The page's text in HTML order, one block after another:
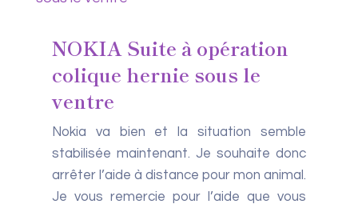
NOKIA Suite à opération
colique hernie sous le
ventre
Nokia va bien et la situation semble
stabilisée maintenant. Je souhaite donc
arrêter l’aide à distance pour mon animal.
Je vous remercie pour l’aide que vous